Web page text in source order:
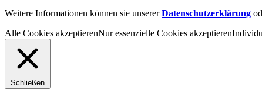
Weitere Informationen können sie unsererDatenschutzerklärung
Alle Cookies akzeptierenNur essenzielle Cookies akzeptieren
Schließen